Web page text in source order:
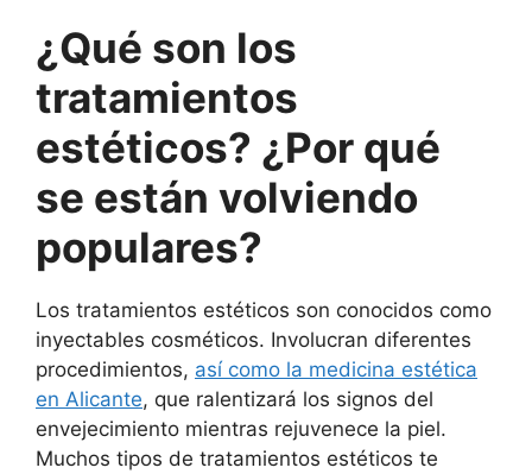
¿Qué son los
tratamientos
estéticos? ¿Por qué
se están volviendo
populares?
Los tratamientos estéticos son conocidos como
inyectables cosméticos. Involucran diferentes
procedimientos, así como la medicina estética
en Alicante, que ralentizará los signos del
envejecimiento mientras rejuvenece la piel.
Muchos tipos de tratamientos estéticos te